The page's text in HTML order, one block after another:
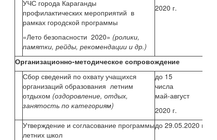
УЧС города Караганды
профилактических мероприятий в
рамках городской программы
«Лето безопасности 2020» (ролики,
памятки, рейды, рекомендации и др.)
2020 г.
Организационно-методическое сопровождение
Сбор сведений по охвату учащихся
организаций образования летним
отдыхом (оздоровление, отдых,
занятость по категориям)
до 15
числа
май-август
2020 г.
Утверждение и согласование программы
летних школ
до 29.05.2020 г.